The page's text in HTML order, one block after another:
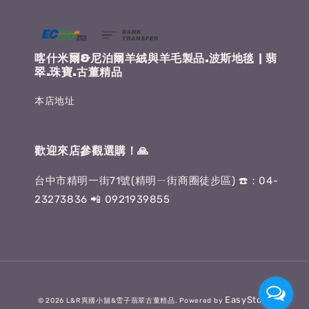
喀什米爾&尼泊爾羊絨與羊毛製品.波斯地毯 | 翡
翠.珠寶.古董精品
本店地址
歡迎來店參觀選購！🙏
台中市精明一街71號(精明ㄧ街商圈徒步區) ☎️：04-
23273836 📲 0921939855
© 2026 L&R異國小舖&雪子翡翠古董精品. Powered by EasyStore